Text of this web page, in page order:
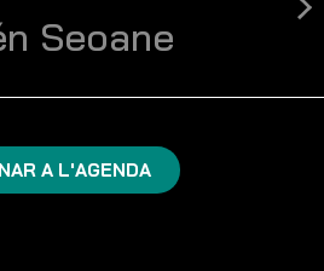
Seoane
A L'AGENDA